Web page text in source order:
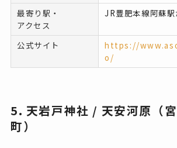
最寄り駅・
アクセス
JR豊肥本線阿蘇
公式サイト
https://
o/
5. 天岩戸神社 / 天安河原（
町）